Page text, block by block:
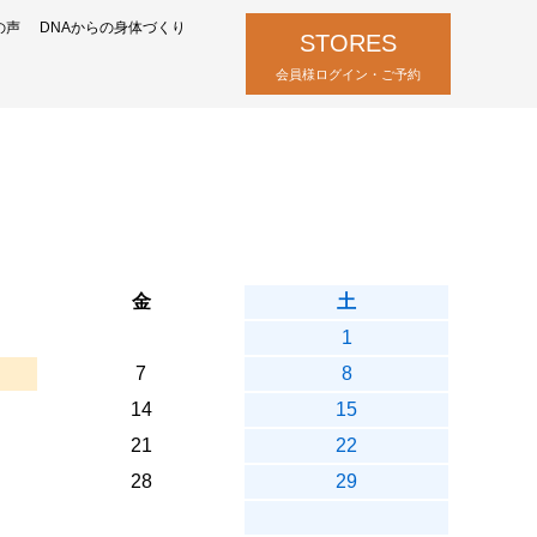
声 DNAからの身体づくり
STORES
会員様ログイン・ご予約
金
土
1
7
8
14
15
21
22
28
29